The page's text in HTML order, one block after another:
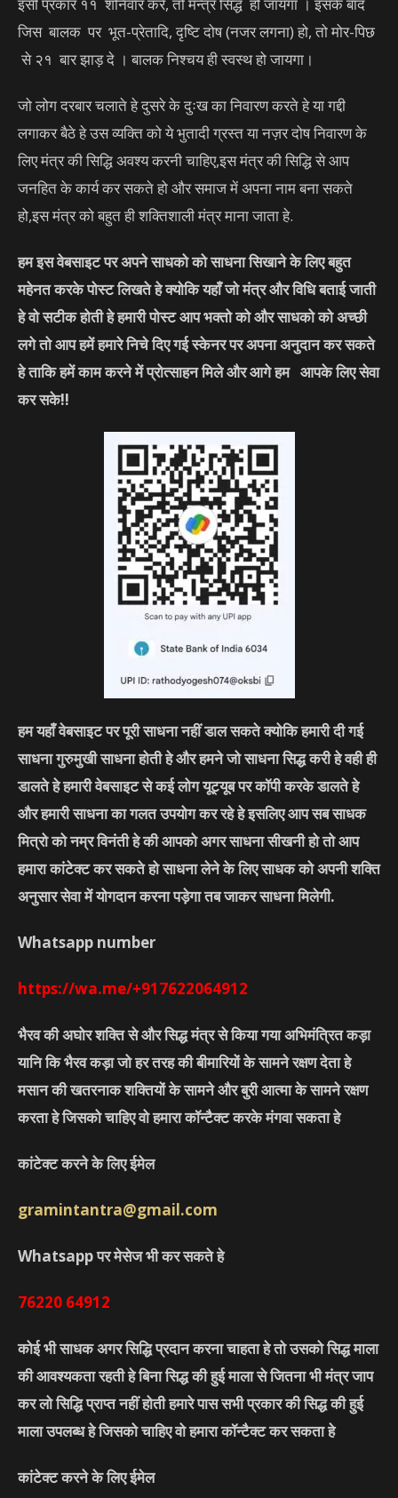
इसी प्रकार ११ शनिवार करे, तो मन्त्र सिद्ध हो जायगा । इसके बाद
जिस बालक पर भूत-प्रेतादि, दृष्टि दोष (नजर लगना) हो, तो मोर-पिछ
से २१ बार झाड़ दे । बालक निश्चय ही स्वस्थ हो जायगा।
जो लोग दरबार चलाते हे दुसरे के दुःख का निवारण करते हे या गद्दी
लगाकर बैठे हे उस व्यक्ति को ये भुतादी ग्रस्त या नज़र दोष निवारण के
लिए मंत्र की सिद्धि अवश्य करनी चाहिए,इस मंत्र की सिद्धि से आप
जनहित के कार्य कर सकते हो और समाज में अपना नाम बना सकते
हो,इस मंत्र को बहुत ही शक्तिशाली मंत्र माना जाता हे.
हम इस वेबसाइट पर अपने साधको को साधना सिखाने के लिए बहुत
महेनत करके पोस्ट लिखते हे क्योकि यहाँ जो मंत्र और विधि बताई जाती
हे वो सटीक होती हे हमारी पोस्ट आप भक्तो को और साधको को अच्छी
लगे तो आप हमें हमारे निचे दिए गई स्केनर पर अपना अनुदान कर सकते
हे ताकि हमें काम करने में प्रोत्साहन मिले और आगे हम आपके लिए सेवा
कर सके!!
हम यहाँ वेबसाइट पर पूरी साधना नहीं डाल सकते क्योकि हमारी दी गई
साधना गुरुमुखी साधना होती हे और हमने जो साधना सिद्ध करी हे वही ही
डालते हे हमारी वेबसाइट से कई लोग यूट्यूब पर कॉपी करके डालते हे
और हमारी साधना का गलत उपयोग कर रहे हे इसलिए आप सब साधक
मित्रो को नम्र विनंती हे की आपको अगर साधना सीखनी हो तो आप
हमारा कांटेक्ट कर सकते हो साधना लेने के लिए साधक को अपनी शक्ति
अनुसार सेवा में योगदान करना पड़ेगा तब जाकर साधना मिलेगी.
Whatsapp number
https://wa.me/+917622064912
भैरव की अघोर शक्ति से और सिद्ध मंत्र से किया गया अभिमंत्रित कड़ा
यानि कि भैरव कड़ा जो हर तरह की बीमारियों के सामने रक्षण देता हे
मसान की खतरनाक शक्तियों के सामने और बुरी आत्मा के सामने रक्षण
करता हे जिसको चाहिए वो हमारा कॉन्टैक्ट करके मंगवा सकता हे
कांटेक्ट करने के लिए ईमेल
gramintantra@gmail.com
Whatsapp पर मेसेज भी कर सकते हे
76220 64912
कोई भी साधक अगर सिद्धि प्रदान करना चाहता हे तो उसको सिद्ध माला
की आवश्यकता रहती हे बिना सिद्ध की हुई माला से जितना भी मंत्र जाप
कर लो सिद्धि प्राप्त नहीं होती हमारे पास सभी प्रकार की सिद्ध की हुई
माला उपलब्ध हे जिसको चाहिए वो हमारा कॉन्टैक्ट कर सकता हे
कांटेक्ट करने के लिए ईमेल